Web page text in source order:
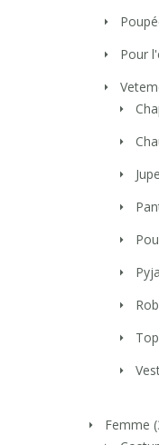
Pour
Femme